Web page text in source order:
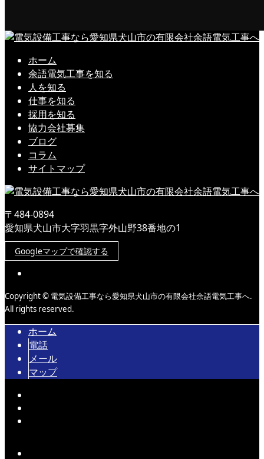
ホーム
余語電気工事を知る
人を知る
仕事を知る
採用を知る
協力会社募集
ブログ
コラム
サイトマップ
〒484-0894
愛知県犬山市大字羽黒字外山野38番地の1
Googleマップで確認する
Copyright © 電気設備工事なら愛知県犬山市の有限会社余語電気工事へ.
All rights reserved.
ホーム
電話
メール
マップ